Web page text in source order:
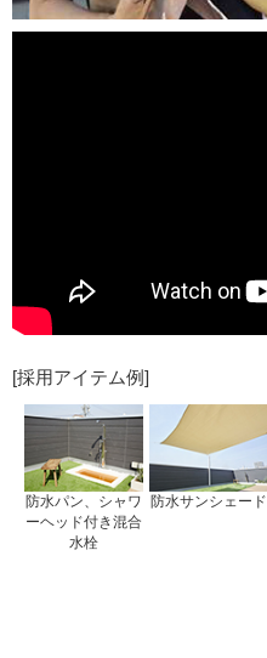
[採用アイテム例]
防水パン、シャワ
ーヘッド付き混合
水栓
防水サンシェード